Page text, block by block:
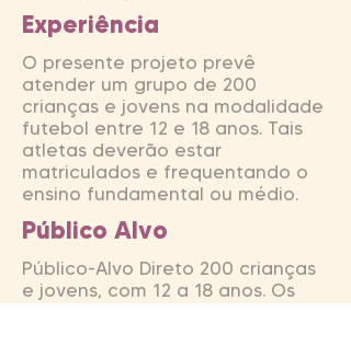
Experiência
O presente projeto prevê
atender um grupo de 200
crianças e jovens na modalidade
futebol entre 12 e 18 anos. Tais
atletas deverão estar
matriculados e frequentando o
ensino fundamental ou médio.
Público Alvo
Público-Alvo Direto 200 crianças
e jovens, com 12 a 18 anos. Os